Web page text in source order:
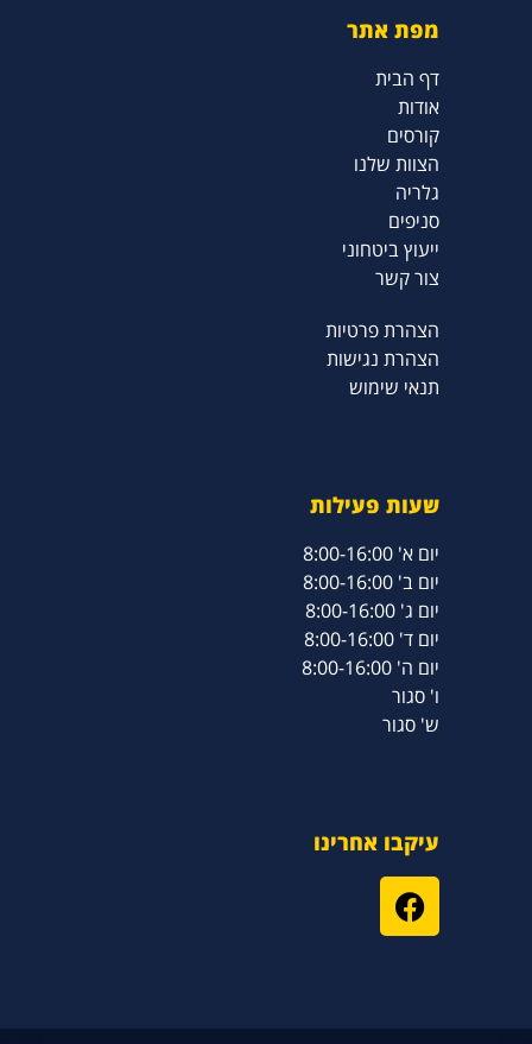
מפת אתר
דף הבית
אודות
קורסים
הצוות שלנו
גלריה
סניפים
ייעוץ ביטחוני
צור קשר
הצהרת פרטיות
הצהרת נגישות
תנאי שימוש
שעות פעילות
יום א' 8:00-16:00
יום ב' 8:00-16:00
יום ג' 8:00-16:00
יום ד' 8:00-16:00
יום ה' 8:00-16:00
ו' סגור
ש' סגור
עיקבו אחרינו